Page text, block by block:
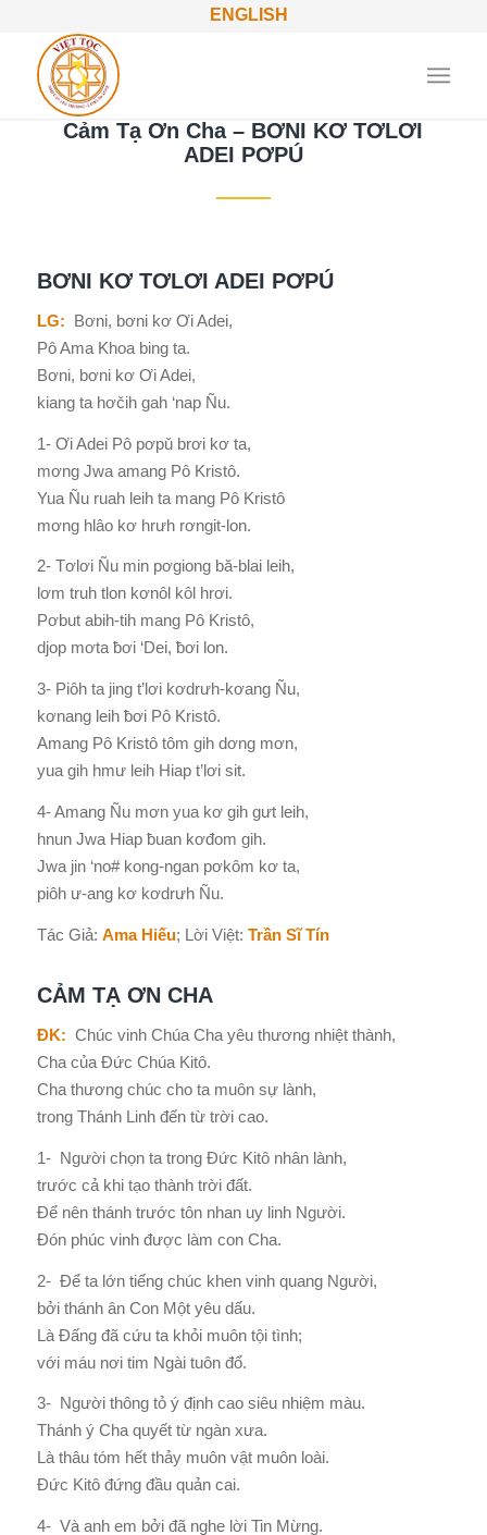
ENGLISH
Cảm Tạ Ơn Cha – BƠNI KƠ TƠLƠI
ADEI PƠPÚ
BƠNI KƠ TƠLƠI ADEI PƠPÚ
LG: Bơni, bơni kơ Ơi Adei,
Pô Ama Khoa bing ta.
Bơni, bơni kơ Ơi Adei,
kiang ta hơčih gah ‘nap Ñu.
1- Ơi Adei Pô pơpǔ brơi kơ ta,
mơng Jwa amang Pô Kristô.
Yua Ñu ruah leih ta mang Pô Kristô
mơng hlâo kơ hrưh rơngit-lon.
2- Tơlơi Ñu min pơgiong bă-blai leih,
lơm truh tlon kơnôl kôl hrơi.
Pơbut abih-tih mang Pô Kristô,
djop mơta ƀơi ‘Dei, ƀơi lon.
3- Piôh ta jing t’lơi kơdrưh-kơang Ñu,
kơnang leih ƀơi Pô Kristô.
Amang Pô Kristô tôm gih dơng mơn,
yua gih hmư leih Hiap t’lơi sit.
4- Amang Ñu mơn yua kơ gih gưt leih,
hnun Jwa Hiap ƀuan kơđom gih.
Jwa jin ‘no# kong-ngan pơkôm kơ ta,
piôh ư-ang kơ kơdrưh Ñu.
Tác Giả: Ama Hiếu; Lời Việt: Trần Sĩ Tín
CẢM TẠ ƠN CHA
ĐK: Chúc vinh Chúa Cha yêu thương nhiệt thành,
Cha của Đức Chúa Kitô.
Cha thương chúc cho ta muôn sự lành,
trong Thánh Linh đến từ trời cao.
1- Người chọn ta trong Đức Kitô nhân lành,
trước cả khi tạo thành trời đất.
Để nên thánh trước tôn nhan uy linh Người.
Đón phúc vinh được làm con Cha.
2- Để ta lớn tiếng chúc khen vinh quang Người,
bởi thánh ân Con Một yêu dấu.
Là Đấng đã cứu ta khỏi muôn tội tình;
với máu nơi tim Ngài tuôn đổ.
3- Người thông tỏ ý định cao siêu nhiệm màu.
Thánh ý Cha quyết từ ngàn xưa.
Là thâu tóm hết thảy muôn vật muôn loài.
Đức Kitô đứng đầu quản cai.
4- Và anh em bởi đã nghe lời Tin Mừng.